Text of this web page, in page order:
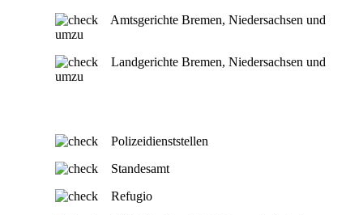
Amtsgerichte Bremen, Niedersachsen und
umzu
Landgerichte Bremen, Niedersachsen und
umzu
Polizeidienststellen
Standesamt
Refugio